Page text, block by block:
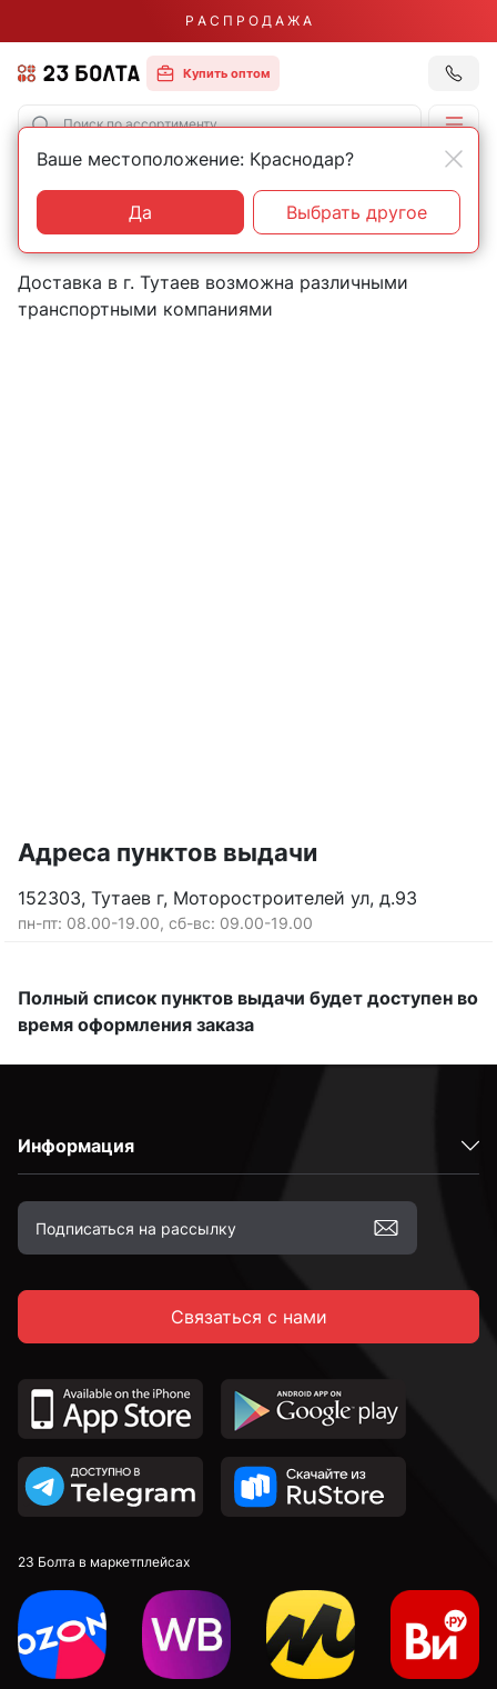
Р А С П Р О Д А Ж А
Купить оптом
Главная Контакты Тутаев
Пункты выдачи товаров в
городе Тутаев
Доставка в г. Тутаев возможна различными
транспортными компаниями
Адреса пунктов выдачи
152303, Тутаев г, Моторостроителей ул, д.93
пн-пт: 08.00-19.00, сб-вс: 09.00-19.00
Полный список пунктов выдачи будет доступен во
время оформления заказа
Информация
Связаться с нами
23 Болта в маркетплейсах
Ваше местоположение: Краснодар?
Да Выбрать другое